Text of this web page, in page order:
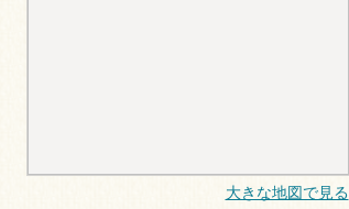
大きな地図で見る